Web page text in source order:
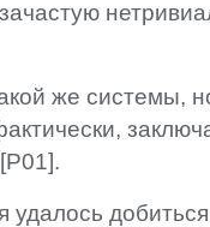
же системы,